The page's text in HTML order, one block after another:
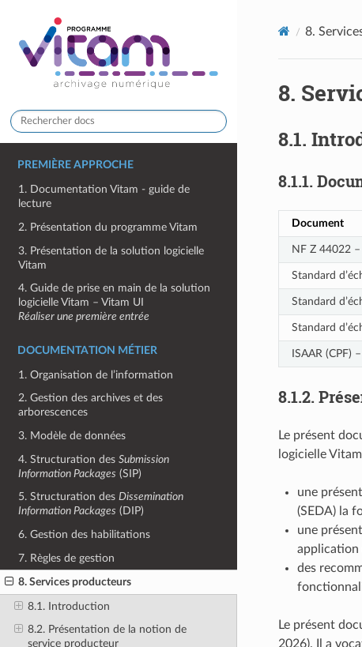
PREMIÈRE APPROCHE
1. Documentation Vitam - guide de
lecture
2. Présentation du programme Vitam
3. Présentation de la solution logicielle
Vitam
4. Guide de prise en main de la solution
logicielle Vitam – Vitam UI
Réaliser une première entrée
DOCUMENTATION MÉTIER
1. Organisation de l’information
2. Gestion des archives et des
arborescences
3. Modèle de données
4. Structuration desSubmission
Information Packages (SIP)
5. Structuration desDissemination
Information Packages (DIP)
6. Gestion des habilitations
7. Règles de gestion
8. Services producteurs
8.1. Introduction
8.2. Présentation de la notion de
service producteur
8.
8.
8.1.
8.1.1.
Document
NF Z 44022
Standard
Standard
Standard
ISAAR (CPF)
8.1.2.
Le présent
logicielle
une
(SEDA) la
une
application
des
Le présent
2026). Il a